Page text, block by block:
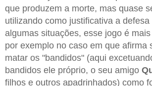
que produzem a morte, mas quase
utilizando como justificativa a defesa
algumas situações, esse jogo é
por exemplo no caso em que afirma
matar os "bandidos" (aqui
bandidos ele próprio, o seu amigo
filhos e outros apadrinhados) como